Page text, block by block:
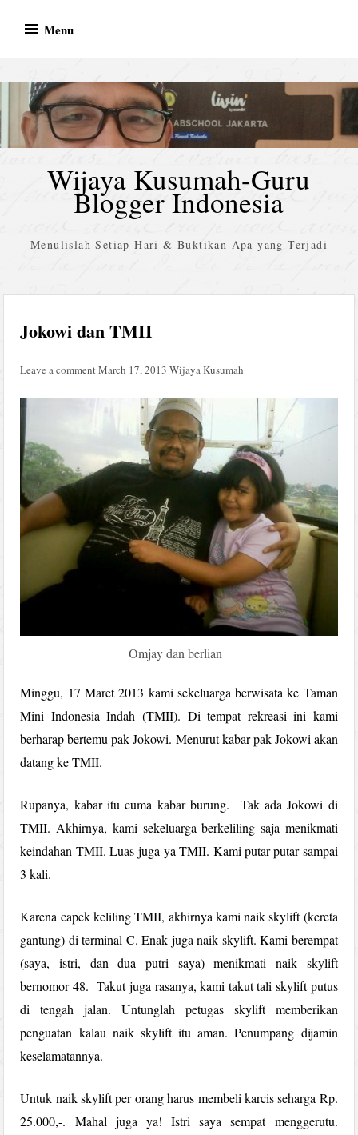
Menu
Wijaya Kusumah-Guru
Blogger Indonesia
Menulislah Setiap Hari & Buktikan Apa yang Terjadi
Jokowi dan TMII
Leave a comment March 17, 2013 Wijaya Kusumah
Omjay dan berlian
Minggu, 17 Maret 2013 kami sekeluarga berwisata ke Taman
Mini Indonesia Indah (TMII). Di tempat rekreasi ini kami
berharap bertemu pak Jokowi. Menurut kabar pak Jokowi akan
datang ke TMII.
Rupanya, kabar itu cuma kabar burung. Tak ada Jokowi di
TMII. Akhirnya, kami sekeluarga berkeliling saja menikmati
keindahan TMII. Luas juga ya TMII. Kami putar-putar sampai
3 kali.
Karena capek keliling TMII, akhirnya kami naik skylift (kereta
gantung) di terminal C. Enak juga naik skylift. Kami berempat
(saya, istri, dan dua putri saya) menikmati naik skylift
bernomor 48. Takut juga rasanya, kami takut tali skylift putus
di tengah jalan. Untunglah petugas skylift memberikan
penguatan kalau naik skylift itu aman. Penumpang dijamin
keselamatannya.
Untuk naik skylift per orang harus membeli karcis seharga Rp.
25.000,-. Mahal juga ya! Istri saya sempat menggerutu.